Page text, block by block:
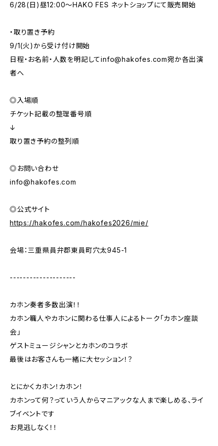
6/28(日)昼12:00～HAKO FES ネットショップにて販売開始
・取り置き予約
9/1(火)から受け付け開始
日程・お名前・人数を明記してinfo@hakofes.com宛か各出演
者へ
◎入場順
チケット記載の整理番号順
↓
取り置き予約の整列順
◎お問い合わせ
info@hakofes.com
◎公式サイト
https://hakofes.com/hakofes2026/mie/
会場：三重県員弁郡東員町穴太945-1
--------------------
カホン奏者多数出演！！
カホン職人やカホンに関わる仕事人によるトーク「カホン座談
会」
ゲストミュージシャンとカホンのコラボ
最後はお客さんも一緒に大セッション！？
とにかくカホン！カホン！
カホンって何？っていう人からマニアックな人まで楽しめる、ライ
ブイベントです
お見逃しなく！！